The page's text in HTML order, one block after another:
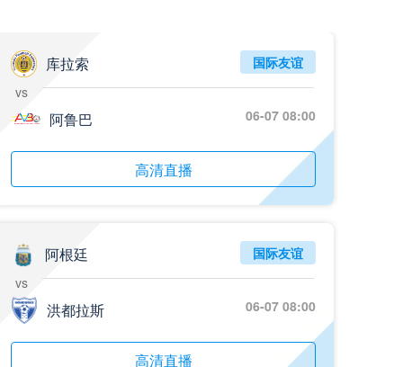
库拉索
vs
阿鲁巴
国际友谊
06-07 08:00
高清直播
阿根廷
vs
洪都拉斯
国际友谊
06-07 08:00
高清直播